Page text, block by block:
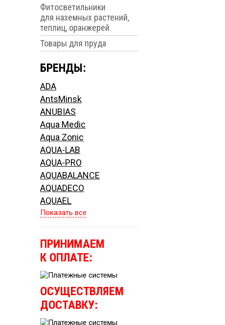
Фитосветильники
для наземных растений,
теплиц, оранжерей
Товары для пруда
БРЕНДЫ:
ADA
AntsMinsk
ANUBIAS
Aqua Medic
Aqua Zonic
AQUA-LAB
AQUA-PRO
AQUABALANCE
AQUADECO
AQUAEL
Показать все
ПРИНИМАЕМ
К ОПЛАТЕ:
ОСУЩЕСТВЛЯЕМ
ДОСТАВКУ: